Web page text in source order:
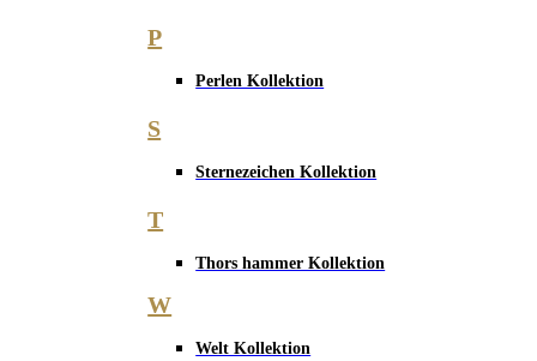
P
Perlen Kollektion
S
Sternezeichen Kollektion
T
Thors hammer Kollektion
W
Welt Kollektion